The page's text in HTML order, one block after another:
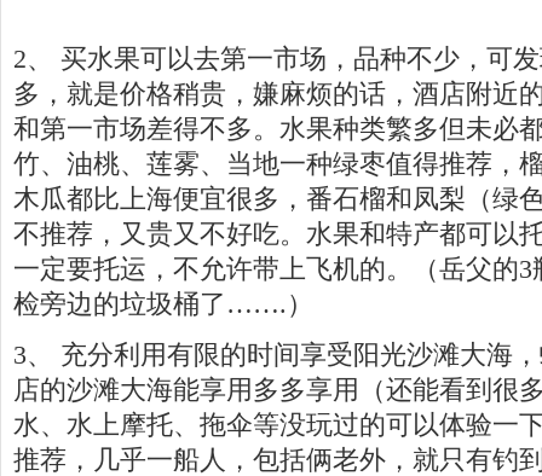
2、 买水果可以去第一市场，品种不少，可
多，就是价格稍贵，嫌麻烦的话，酒店附近
和第一市场差得不多。水果种类繁多但未必
竹、油桃、莲雾、当地一种绿枣值得推荐，
木瓜都比上海便宜很多，番石榴和凤梨（绿
不推荐，又贵又不好吃。水果和特产都可以
一定要托运，不允许带上飞机的。（岳父的
检旁边的垃圾桶了…….）
3、 充分利用有限的时间享受阳光沙滩大海
店的沙滩大海能享用多多享用（还能看到很
水、水上摩托、拖伞等没玩过的可以体验一
推荐，几乎一船人，包括俩老外，就只有钓